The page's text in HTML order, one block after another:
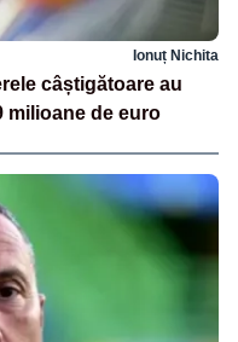
Ionuț Nichita
câștigătoare au
milioane de euro